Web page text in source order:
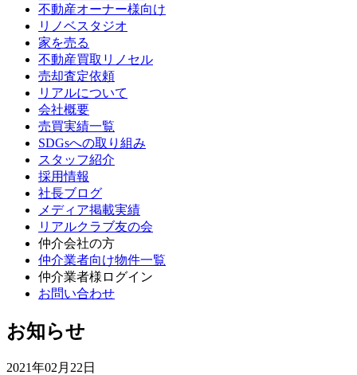
不動産オーナー様向け
リノベスタジオ
家を売る
不動産買取リノセル
売却査定依頼
リアルについて
会社概要
売買実績一覧
SDGsへの取り組み
スタッフ紹介
採用情報
社長ブログ
メディア掲載実績
リアルクラブ友の会
仲介会社の方
仲介業者向け物件一覧
仲介業者様ログイン
お問い合わせ
お知らせ
2021年02月22日